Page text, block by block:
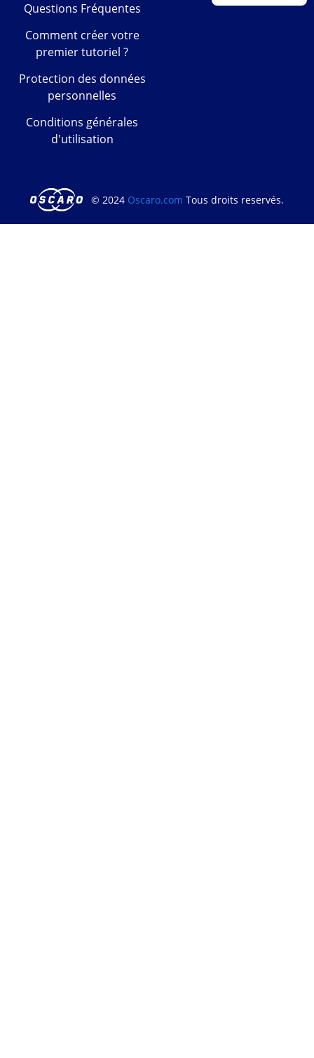
Questions Fréquentes
Comment créer votre
premier tutoriel ?
Protection des données
personnelles
Conditions générales
d'utilisation
© 2024 Oscaro.com Tous droits reservés.